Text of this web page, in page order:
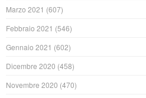
Marzo 2021 (607)
Febbraio 2021 (546)
Gennaio 2021 (602)
Dicembre 2020 (458)
Novembre 2020 (470)